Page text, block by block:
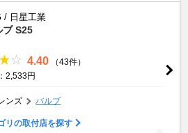
/ 日星工業
ブ S25
4.40
（43件）
2,533円
ンズ バルブ
リの取付店を探す